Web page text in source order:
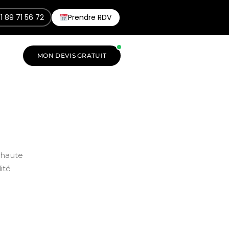
89 71 56 72 Prendre RDV
MON DEVIS GRATUIT